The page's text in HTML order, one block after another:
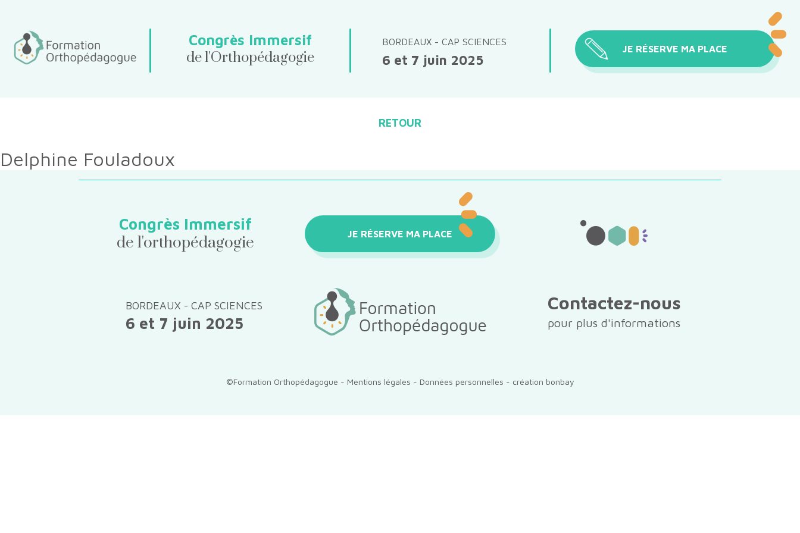
Congrès Immersif
de l'Orthopédagogie
BORDEAUX - CAP SCIENCES
6 et 7 juin 2025
JE RÉSERVE MA PLACE
RETOUR
Delphine Fouladoux
Congrès Immersif
de l'orthopédagogie JE RÉSERVE MA PLACE
BORDEAUX - CAP SCIENCES
6 et 7 juin 2025
Contactez-nous
pour plus d'informations
©Formation Orthopédagogue - Mentions légales - Données personnelles - création bonbay